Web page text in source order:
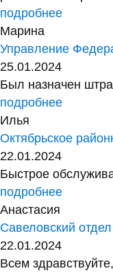
подробнее
Марина
Управление
25.01.2024
Был назначен
подробнее
Илья
Октябрьское
22.01.2024
Быстрое
подробнее
Анастасия
Савеловский
22.01.2024
Всем